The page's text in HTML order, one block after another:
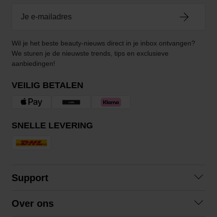
Wil je het beste beauty-nieuws direct in je inbox ontvangen?
We sturen je de nieuwste trends, tips en exclusieve
aanbiedingen!
VEILIG BETALEN
SNELLE LEVERING
Support
Over ons